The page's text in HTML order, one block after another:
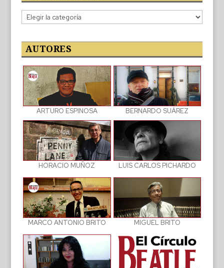
Categorías
de
publicaciones
AUTORES
ARTURO ESPINOSA BERNARDO SUÁREZ
HORACIO MUÑOZ LUIS CARLOS PICHARDO
MARCO ANTONIO BRITO MIGUEL BRITO